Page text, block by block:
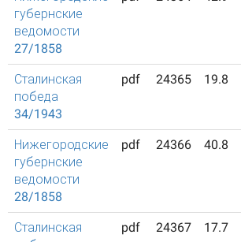
губернские
ведомости
27/1858
Сталинская
победа
34/1943
pdf 24365 19.8
Нижегородские
губернские
ведомости
28/1858
pdf 24366 40.8
Сталинская
pdf 24367 17.7